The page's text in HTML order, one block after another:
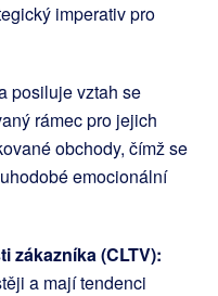
imperativ pro
posiluje vztah se
rámec pro jejich
obchody, čímž se
emocionální
zákazníka (CLTV):
a mají tendenci